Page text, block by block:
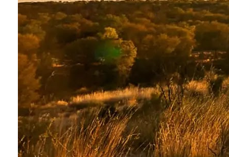
Conoce cual es el mejor calentador solar de
México